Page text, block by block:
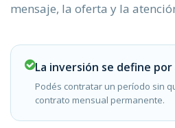
mensaje, la oferta y la
La inversión se define por
Podés contratar un período sin
contrato mensual permanente.